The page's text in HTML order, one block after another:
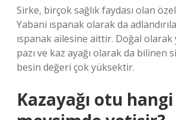
Sirke, birçok sağlık faydası olan
Yabani ıspanak olarak da
ıspanak ailesine aittir. Doğal olarak
pazı ve kaz ayağı olarak da bilinen
besin değeri çok yüksektir.
Kazayağı otu hangi